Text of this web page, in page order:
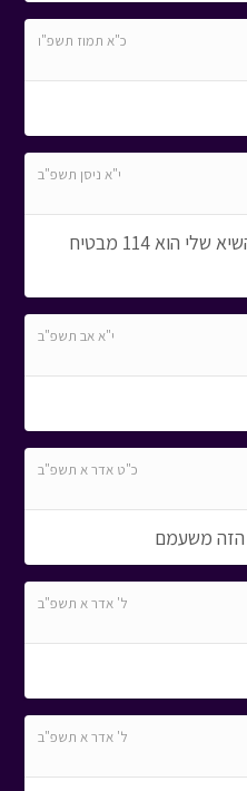
כ"א תמוז תשפ"ו
י"א ניסן תשפ"ב
משחק אדדדדדדדדיר אגב, השיא שלי הוא 114 מבטיח
י"א אב תשפ"ב
כ"ט אדר א תשפ"ב
ל' אדר א תשפ"ב
ל' אדר א תשפ"ב